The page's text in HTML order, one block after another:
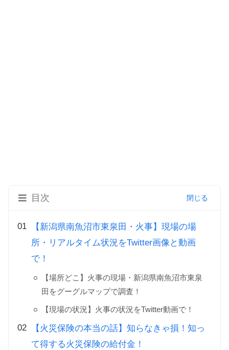
目次
【新潟県南魚沼市東泉田・火事】現場の場
所・リアルタイム状況をTwitter画像と動画
で！
【場所どこ】火事の現場・新潟県南魚沼市東泉
田をグーグルマップで調査！
【現場の状況】火事の状況をTwitter動画で！
【火災保険の本当の話】知らなきゃ損！知っ
て得する火災保険の給付金！